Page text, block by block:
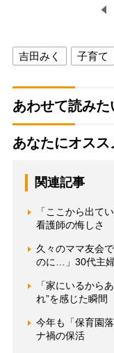
吉田みく 子育て
あわせて読みた
あなたにオスス
関連記事
「ここから出て
看護師の悔しさ
久々のママ友会
のに…」30代主
「家にいるから
れ”を感じた瞬間
今年も「保育園
ナ禍の保活